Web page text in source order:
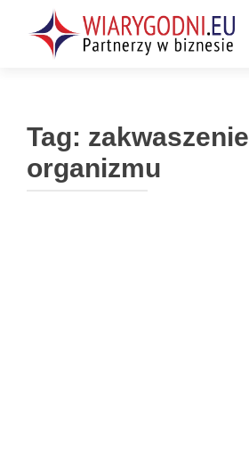
Tag: zakwaszenie
organizmu